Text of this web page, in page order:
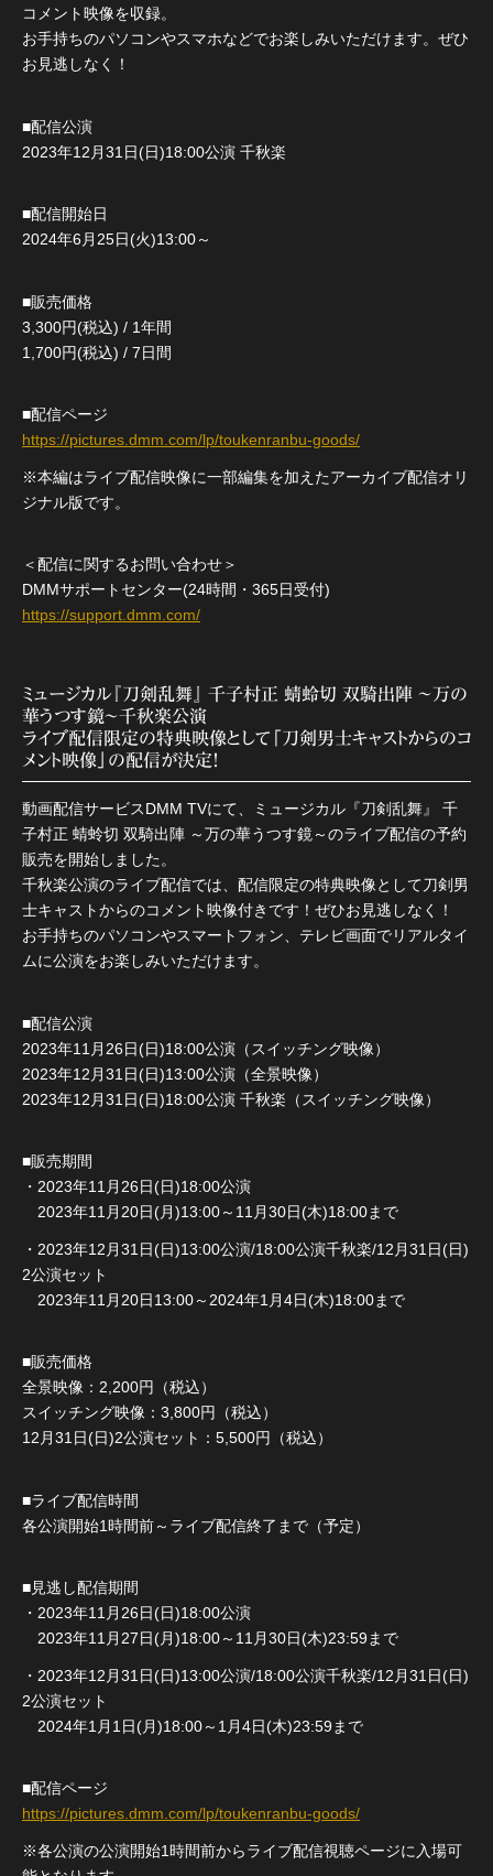
コメント映像を収録。
お手持ちのパソコンやスマホなどでお楽しみいただけます。ぜひ
お見逃しなく！
■配信公演
2023年12月31日(日)18:00公演 千秋楽
■配信開始日
2024年6月25日(火)13:00～
■販売価格
3,300円(税込) / 1年間
1,700円(税込) / 7日間
■配信ページ
https://pictures.dmm.com/lp/toukenranbu-goods/
※本編はライブ配信映像に一部編集を加えたアーカイブ配信オリ
ジナル版です。
＜配信に関するお問い合わせ＞
DMMサポートセンター(24時間・365日受付)
https://support.dmm.com/
ミュージカル『刀剣乱舞』 千子村正 蜻蛉切 双騎出陣 ～万の
華うつす鏡～千秋楽公演
ライブ配信限定の特典映像として「刀剣男士キャストからのコ
メント映像」の配信が決定！
動画配信サービスDMM TVにて、ミュージカル『刀剣乱舞』 千
子村正 蜻蛉切 双騎出陣 ～万の華うつす鏡～のライブ配信の予約
販売を開始しました。
千秋楽公演のライブ配信では、配信限定の特典映像として刀剣男
士キャストからのコメント映像付きです！ぜひお見逃しなく！
お手持ちのパソコンやスマートフォン、テレビ画面でリアルタイ
ムに公演をお楽しみいただけます。
■配信公演
2023年11月26日(日)18:00公演（スイッチング映像）
2023年12月31日(日)13:00公演（全景映像）
2023年12月31日(日)18:00公演 千秋楽（スイッチング映像）
■販売期間
・2023年11月26日(日)18:00公演
2023年11月20日(月)13:00～11月30日(木)18:00まで
・2023年12月31日(日)13:00公演/18:00公演千秋楽/12月31日(日)
2公演セット
2023年11月20日13:00～2024年1月4日(木)18:00まで
■販売価格
全景映像：2,200円（税込）
スイッチング映像：3,800円（税込）
12月31日(日)2公演セット：5,500円（税込）
■ライブ配信時間
各公演開始1時間前～ライブ配信終了まで（予定）
■見逃し配信期間
・2023年11月26日(日)18:00公演
2023年11月27日(月)18:00～11月30日(木)23:59まで
・2023年12月31日(日)13:00公演/18:00公演千秋楽/12月31日(日)
2公演セット
2024年1月1日(月)18:00～1月4日(木)23:59まで
■配信ページ
https://pictures.dmm.com/lp/toukenranbu-goods/
※各公演の公演開始1時間前からライブ配信視聴ページに入場可